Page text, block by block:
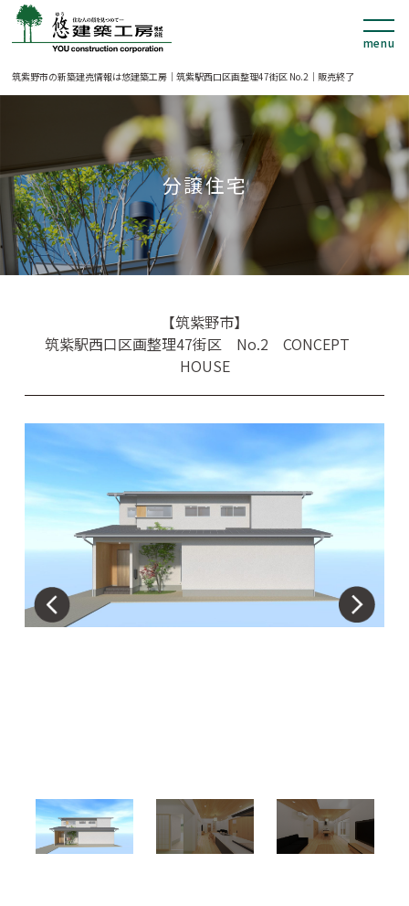
筑紫野市の新築建売情報は悠建築工房｜筑紫駅西口区画整理47街区 No.2｜販売終了
分譲住宅
【筑紫野市】
筑紫駅西口区画整理47街区 No.2 CONCEPT
HOUSE